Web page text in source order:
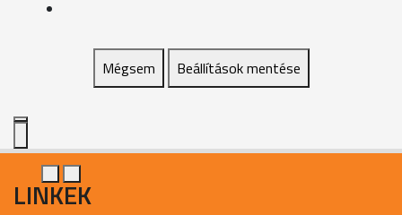
Mégsem Beállítások mentése
LINKEK